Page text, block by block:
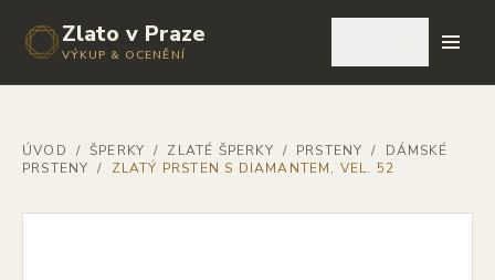
Zlato v Praze
VÝKUP & OCENĚNÍ
ÚVOD / ŠPERKY / ZLATÉ ŠPERKY / PRSTENY /
DÁMSKÉ
PRSTENY / ZLATÝ PRSTEN S DIAMANTEM, VEL. 52